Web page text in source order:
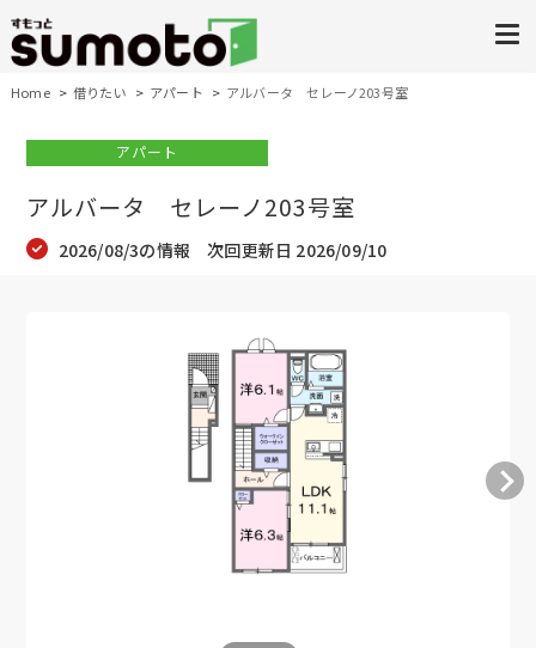
Home 借りたい アパート アルバータ セレーノ203号室
アパート
アルバータ セレーノ203号室
2026/08/3の情報 次回更新日 2026/09/10